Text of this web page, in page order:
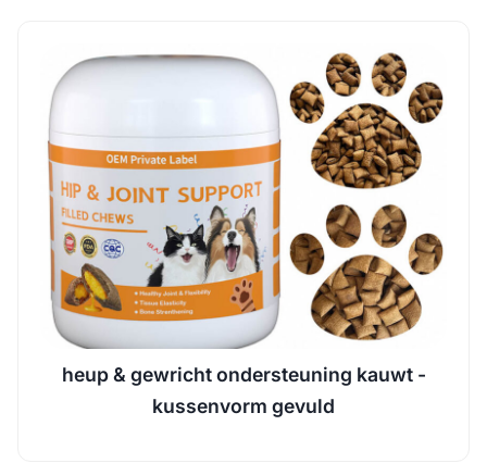
heup & gewricht ondersteuning kauwt -
kussenvorm gevuld